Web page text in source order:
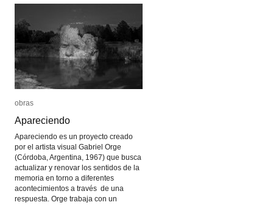
Tierra
Tierra
obras
Apareciendo
Apareciendo es un proyecto creado
por el artista visual Gabriel Orge
(Córdoba, Argentina, 1967) que busca
actualizar y renovar los sentidos de la
memoria en torno a diferentes
acontecimientos a través de una
respuesta. Orge trabaja con un
obras
Apareciendo